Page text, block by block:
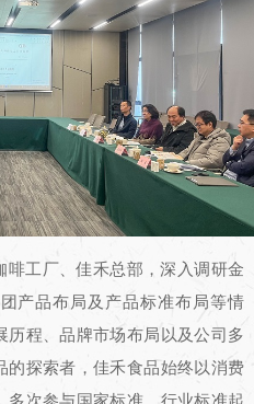
啡工厂、佳禾总部，深入调研金
产品布局及产品标准布局等情
历程、品牌市场布局以及公司多
的探索者，佳禾食品始终以消费
次参与国家标准、行业标准起